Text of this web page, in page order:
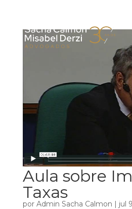
Aula sobre
Taxas
por Admin Sacha Calmon | jul